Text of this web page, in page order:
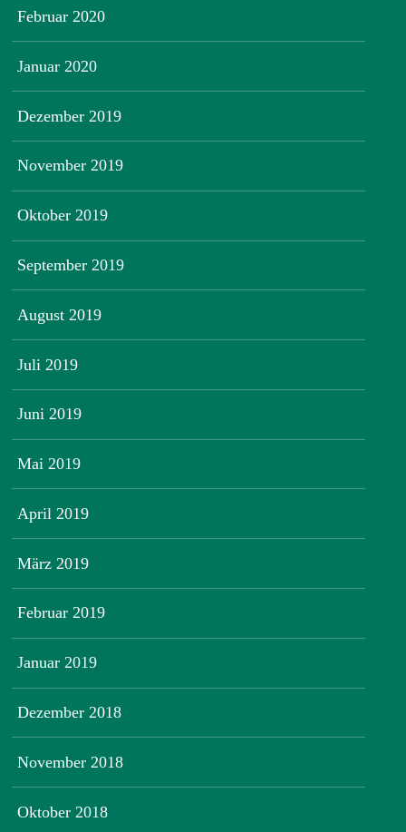
Februar 2020
Januar 2020
Dezember 2019
November 2019
Oktober 2019
September 2019
August 2019
Juli 2019
Juni 2019
Mai 2019
April 2019
März 2019
Februar 2019
Januar 2019
Dezember 2018
November 2018
Oktober 2018